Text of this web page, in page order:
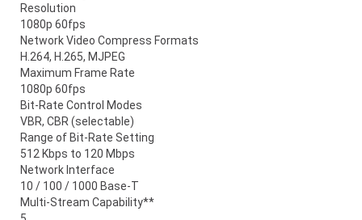
Resolution
1080p 60fps
Network Video Compress Formats
H.264, H.265, MJPEG
Maximum Frame Rate
1080p 60fps
Bit-Rate Control Modes
VBR, CBR (selectable)
Range of Bit-Rate Setting
512 Kbps to 120 Mbps
Network Interface
10 / 100 / 1000 Base-T
Multi-Stream Capability**